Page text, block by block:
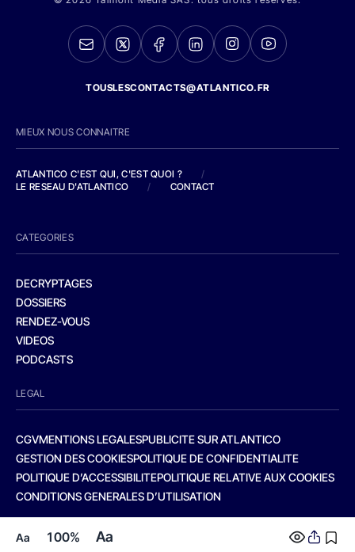
Aa 100% Aa
TOUSLESCONTACTS@ATLANTICO.FR
MIEUX NOUS CONNAITRE
ATLANTICO C'EST QUI, C'EST QUOI ?
/
LE RESEAU D'ATLANTICO
/ CONTACT
CATEGORIES
DECRYPTAGES
DOSSIERS
RENDEZ-VOUS
VIDEOS
PODCASTS
LEGAL
CGVMENTIONS LEGALESPUBLICITE SUR ATLANTICO
GESTION DES COOKIESPOLITIQUE DE CONFIDENTIALITE
POLITIQUE D’ACCESSIBILITEPOLITIQUE RELATIVE AUX COOKIES
CONDITIONS GENERALES D’UTILISATION